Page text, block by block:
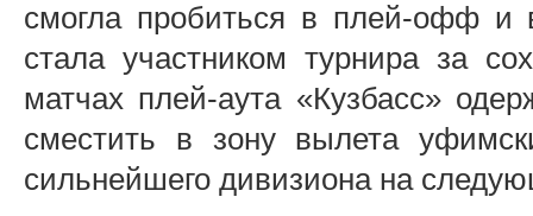
смогла пробиться в плей-офф и
стала участником турнира за
матчах плей-аута «Кузбасс»
сместить в зону вылета
сильнейшего дивизиона на